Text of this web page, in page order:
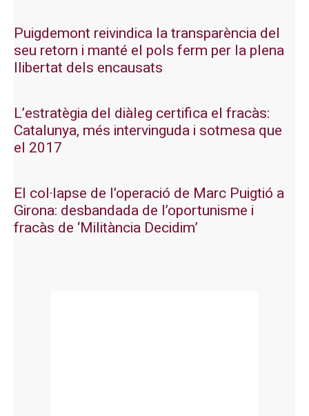
Puigdemont reivindica la transparència del
seu retorn i manté el pols ferm per la plena
llibertat dels encausats
L’estratègia del diàleg certifica el fracàs:
Catalunya, més intervinguda i sotmesa que
el 2017
El col·lapse de l’operació de Marc Puigtió a
Girona: desbandada de l’oportunisme i
fracàs de ‘Militància Decidim’